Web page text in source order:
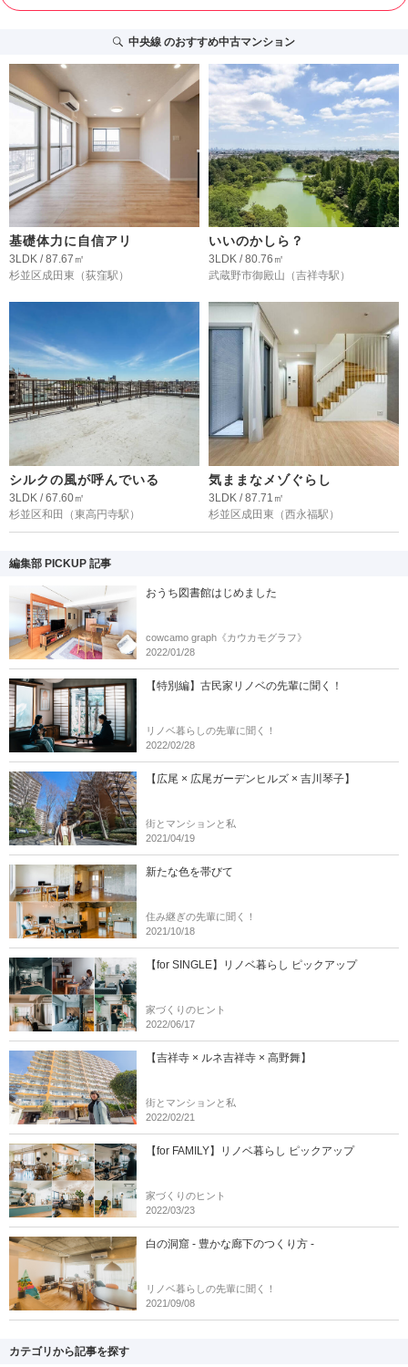
中央線のおすすめ中古マンション
基礎体力に自信アリ
3LDK / 87.67㎡
杉並区成田東 （荻窪駅）
いいのかしら？
3LDK / 80.76㎡
武蔵野市御殿山 （吉祥寺駅）
シルクの風が呼んでいる
3LDK / 67.60㎡
杉並区和田
（東高円寺駅）
気ままなメゾぐらし
3LDK / 87.71㎡
杉並区成田東 （西永福駅）
編集部 PICKUP 記事
おうち図書館はじめました
cowcamo graph《カウカモグラフ》
2022/01/28
【特別編】古民家リノベの先輩に聞く！
リノベ暮らしの先輩に聞く！
2022/02/28
【広尾 × 広尾ガーデンヒルズ × 吉川琴子】
街とマンションと私
2021/04/19
新たな色を帯びて
住み継ぎの先輩に聞く！
2021/10/18
【for SINGLE】リノベ暮らし ピックアップ
家づくりのヒント
2022/06/17
【吉祥寺 × ルネ吉祥寺 × 高野舞】
街とマンションと私
2022/02/21
【for FAMILY】リノベ暮らし ピックアップ
家づくりのヒント
2022/03/23
白の洞窟 - 豊かな廊下のつくり方 -
リノベ暮らしの先輩に聞く！
2021/09/08
カテゴリから記事を探す